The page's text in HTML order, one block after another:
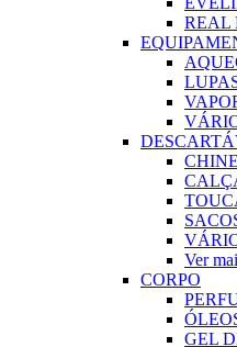
REAL
Ver
CORPO
GEL